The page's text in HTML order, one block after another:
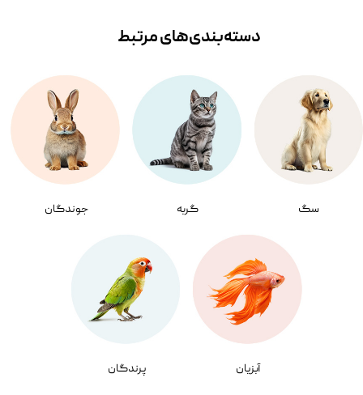
سگ گربه جوندگان
آبزیان پرندگان
دسته‌بندی‌‌های مرتبط